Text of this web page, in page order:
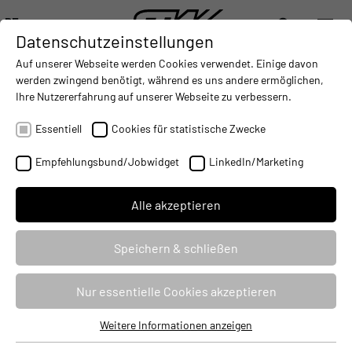
DE
DEUTSCH (DE)
ENGLISH (EN)
中文 (ZH)
DIGITALISIERUNG - CONNECTING THE WORLD OF MOBILE MACHINES
AUTOMATISIERUNG - IMPROVING MOBILE MACHINES
INTEGRATION
nachhaltige E-Mobilität
25.04.2022
Datenschutzeinstellungen
Auf unserer Webseite werden Cookies verwendet. Einige davon
werden zwingend benötigt, während es uns andere ermöglichen,
Ihre Nutzererfahrung auf unserer Webseite zu verbessern.
Essentiell Cookies für statistische Zwecke
Empfehlungsbund/Jobwidget LinkedIn/Marketing
Alle akzeptieren
Speichern & schließen
Nur essentielle Cookies akzeptieren
Weitere Informationen anzeigen